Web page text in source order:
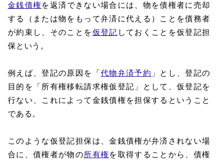
金銭債権を返済できない場合には、物を債権者に売却
する（または物をもって弁済に代える）ことを債務者
が約束し、そのことを仮登記 しておくことを仮登記担
保という。
例えば、登記の原因を「 代物弁済予約 」とし、登記の
目的を「所有権移転請求権仮登記」として、仮登記を
行ない、これによって金銭債権を担保するということ
である。
このような仮登記担保は、金銭債権が弁済されない場
合に、債権者が物の所有権を取得することから、債権